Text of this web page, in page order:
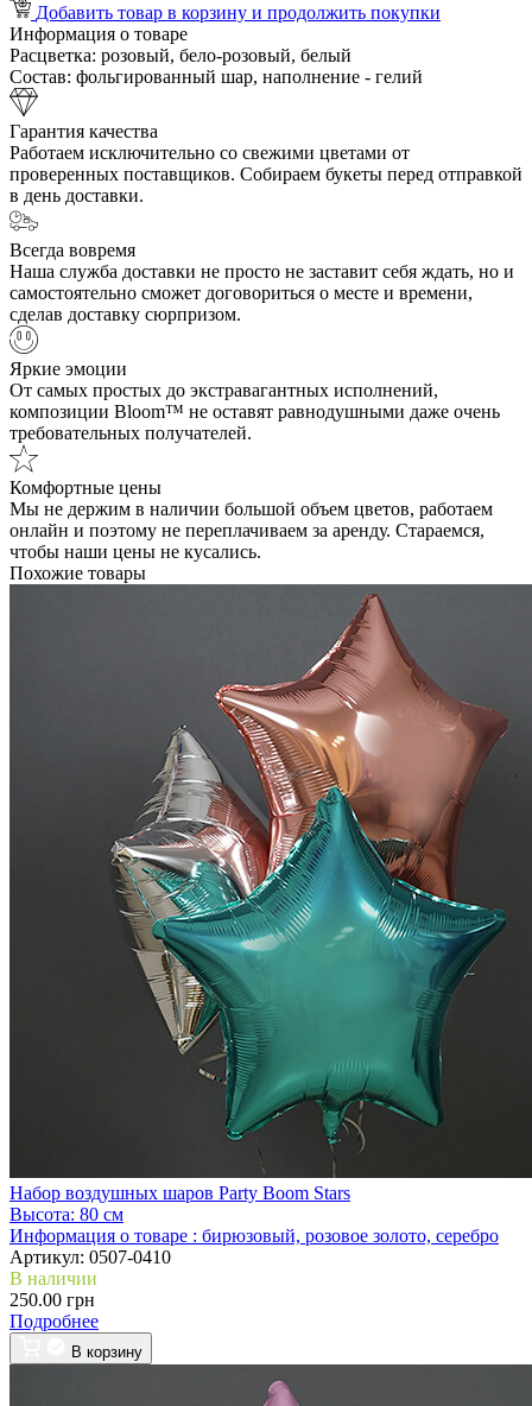
Добавить товар в корзину и продолжить покупки
Информация о товаре
Расцветка: розовый, бело-розовый, белый
Состав: фольгированный шар, наполнение - гелий
Гарантия качества
Работаем исключительно со свежими цветами от
проверенных поставщиков. Собираем букеты перед отправкой
в день доставки.
Всегда вовремя
Наша служба доставки не просто не заставит себя ждать, но и
самостоятельно сможет договориться о месте и времени,
сделав доставку сюрпризом.
Яркие эмоции
От самых простых до экстравагантных исполнений,
композиции Bloom™ не оставят равнодушными даже очень
требовательных получателей.
Комфортные цены
Мы не держим в наличии большой объем цветов, работаем
онлайн и поэтому не переплачиваем за аренду. Стараемся,
чтобы наши цены не кусались.
Похожие товары
Набор воздушных шаров Party Boom Stars
Высота: 80 см
Информация о товаре : бирюзовый, розовое золото, серебро
Артикул: 0507-0410
В наличии
250.00 грн
Подробнее
В корзину